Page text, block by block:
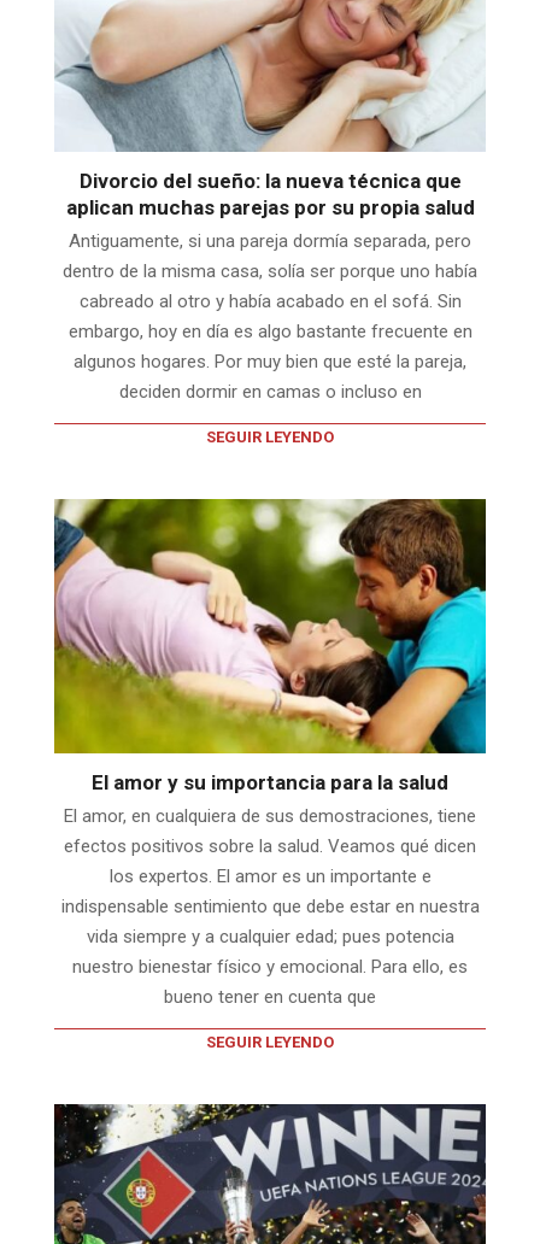
Divorcio del sueño: la nueva técnica que
aplican muchas parejas por su propia salud
Antiguamente, si una pareja dormía separada, pero
dentro de la misma casa, solía ser porque uno había
cabreado al otro y había acabado en el sofá. Sin
embargo, hoy en día es algo bastante frecuente en
algunos hogares. Por muy bien que esté la pareja,
deciden dormir en camas o incluso en
SEGUIR LEYENDO
El amor y su importancia para la salud
El amor, en cualquiera de sus demostraciones, tiene
efectos positivos sobre la salud. Veamos qué dicen
los expertos. El amor es un importante e
indispensable sentimiento que debe estar en nuestra
vida siempre y a cualquier edad; pues potencia
nuestro bienestar físico y emocional. Para ello, es
bueno tener en cuenta que
SEGUIR LEYENDO